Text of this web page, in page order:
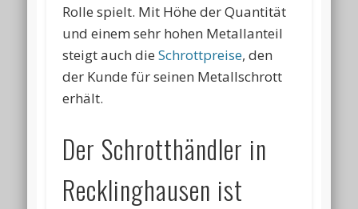
Rolle spielt. Mit Höhe der Quantität
und einem sehr hohen Metallanteil
steigt auch dieSchrottpreise, den
der Kunde für seinen Metallschrott
erhält.
Der Schrotthändler in
Recklinghausen ist